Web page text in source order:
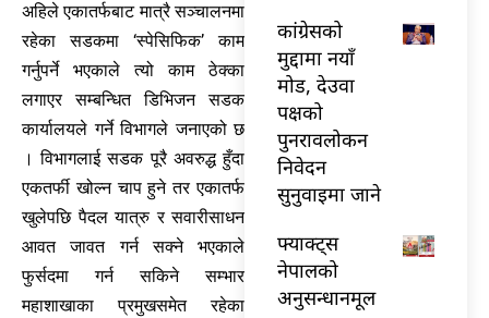
अहिले एकातर्फबाट मात्रै सञ्चालनमा
रहेका सडकमा ‘स्पेसिफिक’ काम
गर्नुपर्ने भएकाले त्यो काम ठेक्का
लगाएर सम्बन्धित डिभिजन सडक
कार्यालयले गर्ने विभागले जनाएको छ
। विभागलाई सडक पूरै अवरुद्ध हुँदा
एकतर्फी खोल्न चाप हुने तर एकातर्फ
खुलेपछि पैदल यात्रु र सवारीसाधन
आवत जावत गर्न सक्ने भएकाले
फुर्सदमा गर्न सकिने सम्भार
महाशाखाका प्रमुखसमेत रहेका
कांग्रेसको
मुद्दामा नयाँ
मोड, देउवा
पक्षको
पुनरावलोकन
निवेदन
सुनुवाइमा जाने
फ्याक्ट्स
नेपालको
अनुसन्धानमूल